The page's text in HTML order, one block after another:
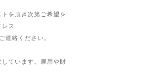
を頂き次第ご希望を
ス
連絡ください。
ています。雇用や財